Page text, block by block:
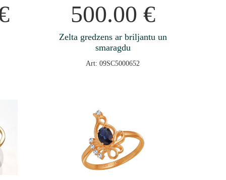
500.00 €
Zelta gredzens ar briljantu un
smaragdu
Art: 09SC5000652